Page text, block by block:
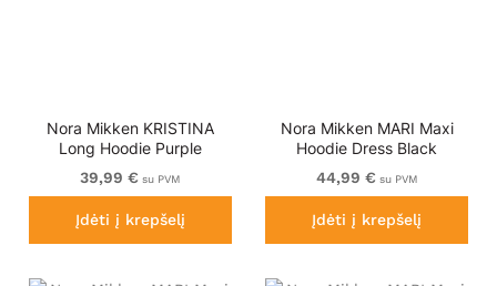
Nora Mikken KRISTINA
Long Hoodie Purple
39,99 € su PVM
Įdėti į krepšelį
Nora Mikken MARI Maxi
Hoodie Dress Black
44,99 € su PVM
Įdėti į krepšelį